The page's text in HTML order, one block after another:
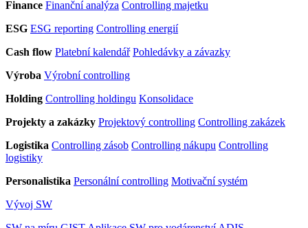
Finance Finanční analýza Controlling majetku
ESG ESG reporting Controlling energií
Cash flow Platební kalendář Pohledávky a závazky
Výroba Výrobní controlling
Holding Controlling holdingu Konsolidace
Projekty a zakázky Projektový controlling Controlling zakázek
Logistika Controlling zásob Controlling nákupu Controlling
logistiky
Personalistika Personální controlling Motivační systém
Vývoj SW